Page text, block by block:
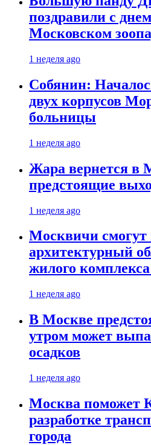
поздравили с
Московском
1 неделя ago
Собянин:
двух корпусов
больницы
1 неделя ago
Жара вернется в
предстоящие
1 неделя ago
Москвичи смогут
архитектурный
жилого
1 неделя ago
В Москве
утром может
осадков
1 неделя ago
Москва поможет
разработке
города